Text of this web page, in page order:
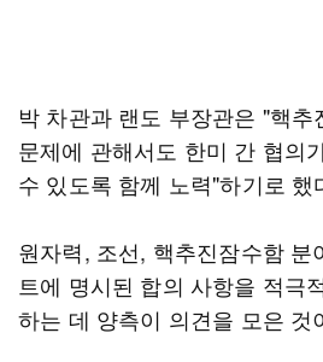
박 차관과 랜도 부장관은 "핵추
문제에 관해서도 한미 간 협의
수 있도록 함께 노력"하기로 했
원자력, 조선, 핵추진잠수함 분
트에 명시된 합의 사항을 적극
하는 데 양측이 의견을 모은 것